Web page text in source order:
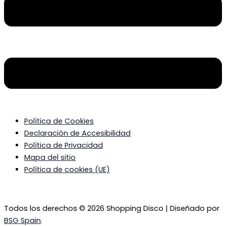
Política de Cookies
Declaración de Accesibilidad
Política de Privacidad
Mapa del sitio
Política de cookies (UE)
Todos los derechos © 2026 Shopping Disco | Diseñado por
BSG Spain.